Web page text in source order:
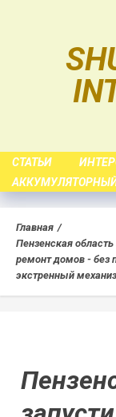
СТАТЬИ
Главная
Пензенская
ремонт домов - без
экстренный